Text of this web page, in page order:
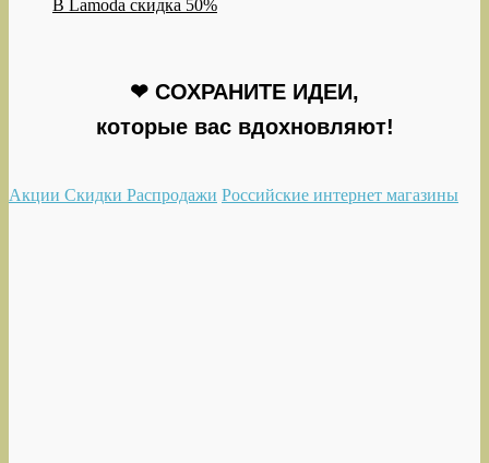
В Lamoda скидка 50%
❤ СОХРАНИТЕ ИДЕИ,
которые вас вдохновляют!
Акции Скидки Распродажи Российские интернет магазины